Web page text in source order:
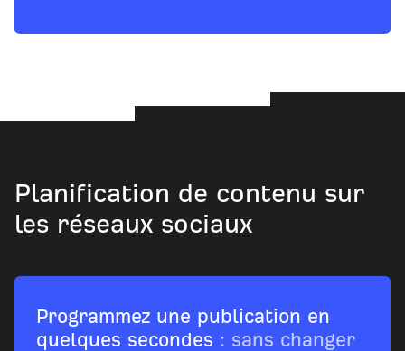
Planification de contenu sur
les réseaux sociaux
Programmez une publication en
quelques secondes : sans changer